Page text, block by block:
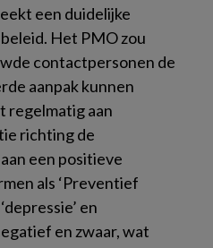
een duidelijke
Het PMO zou
contactpersonen de
aanpak kunnen
regelmatig aan
richting de
een positieve
als ‘Preventief
en
en zwaar, wat